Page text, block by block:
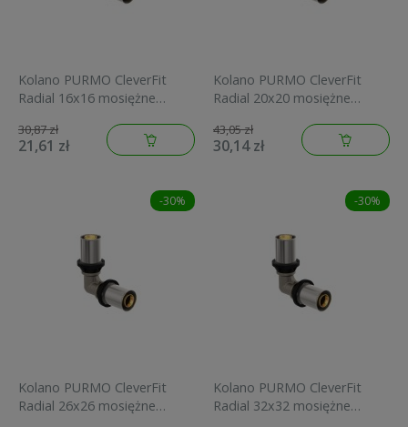
Kolano PURMO CleverFit
Radial 16x16 mosiężne
30,87 zł
21,61 zł
Kolano PURMO CleverFit
Radial 20x20 mosiężne
43,05 zł
30,14 zł
-30%
Kolano PURMO CleverFit
Radial 26x26 mosiężne
-30%
Kolano PURMO CleverFit
Radial 32x32 mosiężne